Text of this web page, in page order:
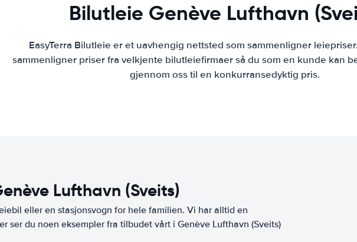
Bilutleie Genève Lufthavn
EasyTerra Bilutleie er et uavhengig nettsted som sammenligner
sammenligner priser fra velkjente bilutleiefirmaer så du som en kunde kan
gjennom oss til en konkurransedyktig pris.
Lufthavn (Sveits)
eller en stasjonsvogn for hele familien. Vi har alltid en
ser du noen eksempler fra tilbudet vårt i Genève Lufthavn (Sveits)